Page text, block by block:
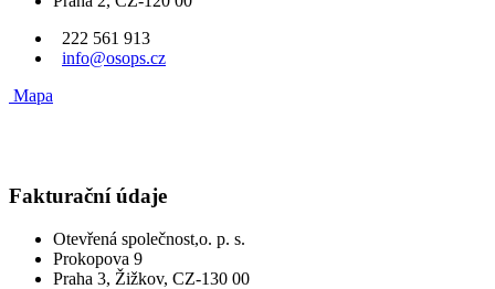
222 561 913
info@osops.cz
Mapa
Fakturační údaje
Otevřená společnost,o. p. s.
Prokopova 9
Praha 3, Žižkov, CZ-130 00